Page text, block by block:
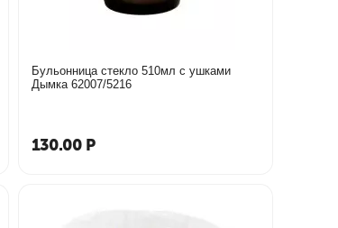
Бульонница стекло 510мл с ушками
Дымка 62007/5216
130.00 Р